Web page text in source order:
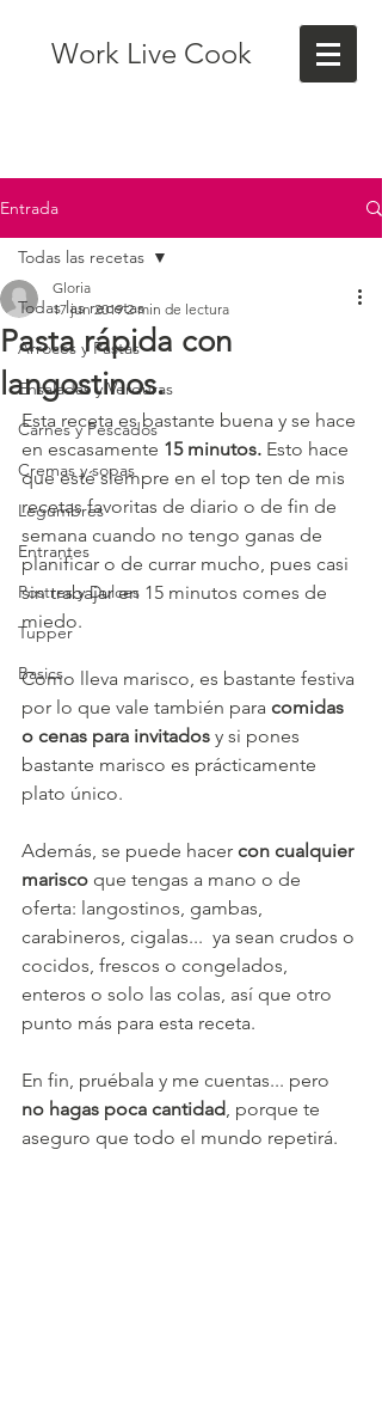
Work Live Cook
Entrada
Todas las recetas
Arroces y Pastas
Ensaladas y Verduras
Carnes y Pescados
Cremas y sopas
Legumbres
Entrantes
Postres y Dulces
Tupper
Basics
Todas las recetas
Pasta rápida con
langostinos.
Gloria
17 jun 2019 2 min de lectura
Esta receta es bastante buena y se hace
en escasamente 15 minutos. Esto hace
que esté siempre en el top ten de mis
recetas favoritas de diario o de fin de
semana cuando no tengo ganas de
planificar o de currar mucho, pues casi
sin trabajar en 15 minutos comes de
miedo.
Como lleva marisco, es bastante festiva
por lo que vale también para comidas
o cenas para invitados y si pones
bastante marisco es prácticamente
plato único.
Además, se puede hacer con cualquier
marisco que tengas a mano o de
oferta: langostinos, gambas,
carabineros, cigalas...  ya sean crudos o
cocidos, frescos o congelados,
enteros o solo las colas, así que otro
punto más para esta receta.
En fin, pruébala y me cuentas... pero
no hagas poca cantidad, porque te
aseguro que todo el mundo repetirá.